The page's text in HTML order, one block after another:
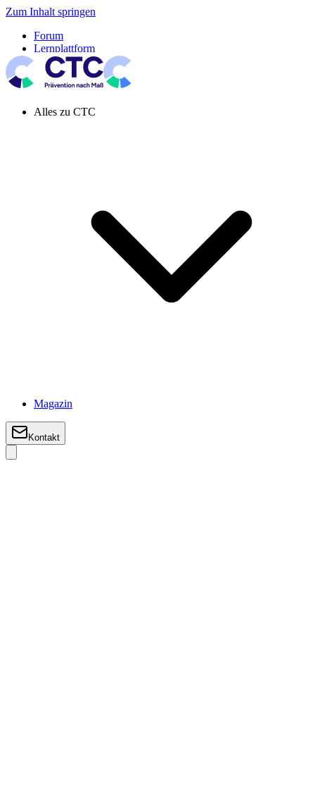
Zum Inhalt springen
Forum
Lernplattform
Pressespiegel
Newsletter
Systemeinstellung aktiv
Alles zu CTC
Magazin
Kontakt